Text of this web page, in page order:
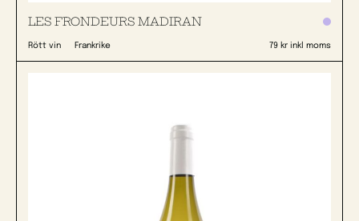
LES FRONDEURS MADIRAN
Rött vin Frankrike 79 kr inkl moms